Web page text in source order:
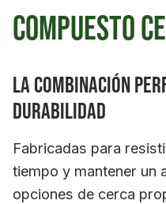
compuesto
La combinación
durabilidad
Fabricadas para
tiempo y mantener un
opciones de cerca